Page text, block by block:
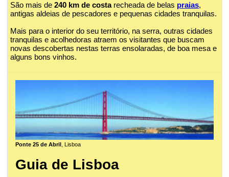
São mais de 240 km de costarecheada de belas praias,
antigas aldeias de pescadores e pequenas cidades tranquilas.
Mais para o interior do seu território, na serra, outras cidades
tranquilas e acolhedoras atraem os visitantes que buscam
novas descobertas nestas terras ensolaradas, de boa mesa e
alguns bons vinhos.
Ponte 25 de Abril , Lisboa
Guia de Lisboa